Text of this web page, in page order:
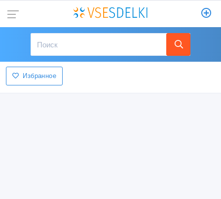
Избранное